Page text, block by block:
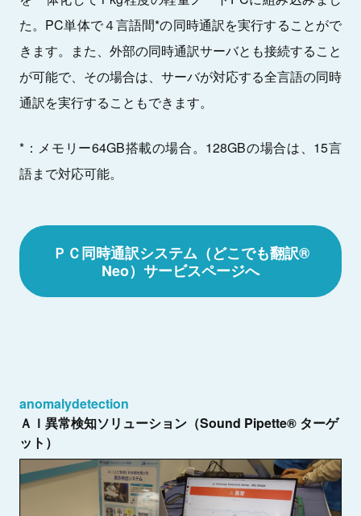
た。PC単体で４言語間*の同時通訳を実行することがで
きます。また、外部の同時通訳サーバとも接続すること
が可能で、その場合は、サーバが対応する全言語の同時
通訳を実行することもできます。
*：メモリー64GB搭載の場合。128GBの場合は、15言
語まで対応可能。
ＰＣ同時通訳システム（どこでも翻訳®
Neo）サービスページへ
anomalydetection
ＡＩ異常検知ソリューション（Sound Pipette® ターゲ
ット）